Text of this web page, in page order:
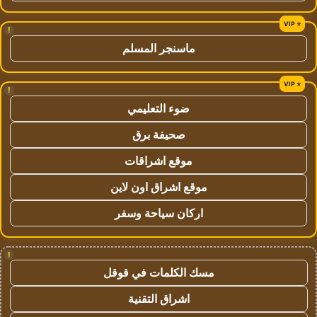
!
ماسنجر المسلم
!
ضوء التعليمي
صحيفة برق
موقع اشراقات
موقع اشراق اون لاين
اركان سياحة وسفر
!
مسك الكلمات في قوقل
اشراق التقنية